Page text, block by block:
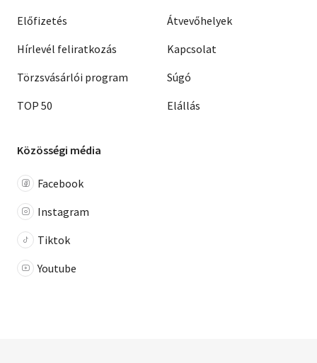
Előfizetés
Hírlevél feliratkozás
Törzsvásárlói program
TOP 50
Átvevőhelyek
Kapcsolat
Súgó
Elállás
Közösségi média
Facebook
Instagram
Tiktok
Youtube